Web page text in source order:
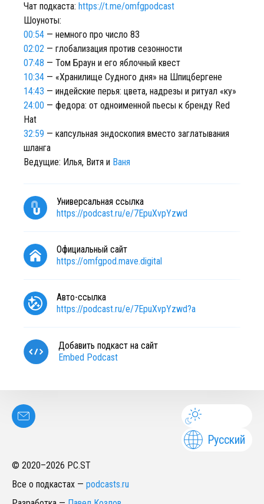
Чат подкаста: https://t.me/omfgpodcast
Шоуноты:
00:54 — немного про число 83
02:02 — глобализация против сезонности
07:48 — Том Браун и его яблочный квест
10:34 — «Хранилище Судного дня» на Шпицбергене
14:43 — индейские перья: цвета, надрезы и ритуал «ку»
24:00 — федора: от одноименной пьесы к бренду Red
Hat
32:59 — капсульная эндоскопия вместо заглатывания
шланга
Ведущие: Илья, Витя и Ваня
Универсальная ссылка
https://podcast.ru/e/7EpuXvpYzwd
Официальный сайт
https://omfgpod.mave.digital
Авто-ссылка
https://podcast.ru/e/7EpuXvpYzwd?a
Добавить подкаст на сайт
Embed Podcast
Русский
© 2020–2026 PC.ST
Все о подкастах — podcasts.ru